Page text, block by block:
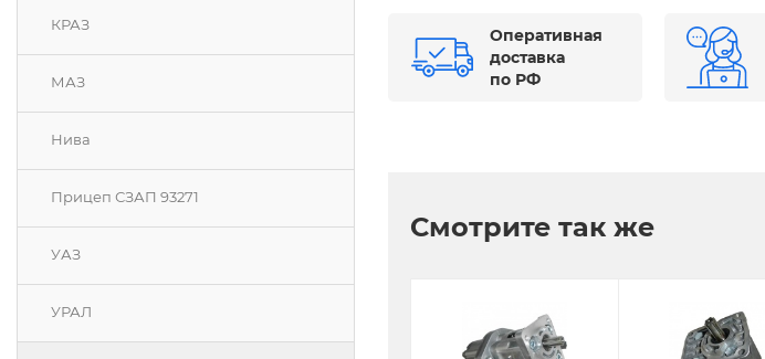
КРАЗ
МАЗ
Нива
Прицеп СЗАП 93271
УАЗ
УРАЛ
Оперативная
доставка
по РФ
Смотрите так же